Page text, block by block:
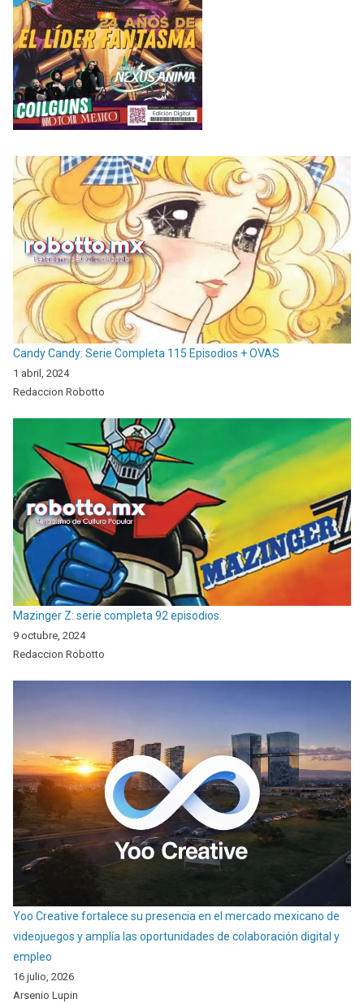
Candy Candy: Serie Completa 115 Episodios + OVAS
1 abril, 2024
Redaccion Robotto
Mazinger Z: serie completa 92 episodios.
9 octubre, 2024
Redaccion Robotto
Yoo Creative fortalece su presencia en el mercado mexicano de
videojuegos y amplía las oportunidades de colaboración digital y
empleo
16 julio, 2026
Arsenio Lupin